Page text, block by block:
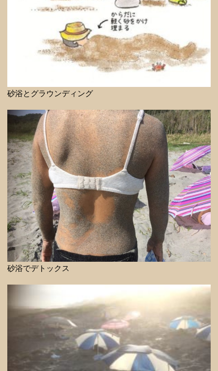
砂浴とグラウンディング
砂浴でデトックス